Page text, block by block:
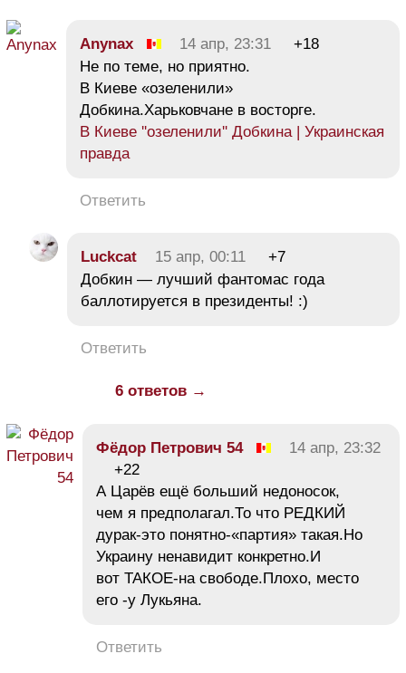
Anynax 14 апр, 23:31
+18
Не по теме, но приятно.
В Киеве «озеленили»
Добкина.Харьковчане в восторге.
В Киеве ''озеленили'' Добкина | Украинская
правда
Ответить
Luckcat 15 апр, 00:11
+7
Добкин — лучший фантомас года
баллотируется в президенты! :)
Ответить
6 ответов →
Фёдор Петрович 54
14 апр, 23:32
+22
А Царёв ещё больший недоносок,
чем я предполагал.То что РЕДКИЙ
дурак-это понятно-«партия» такая.Но
Украину ненавидит конкретно.И
вот ТАКОЕ-на свободе.Плохо, место
его -у Лукьяна.
Ответить